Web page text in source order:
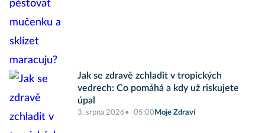
Jak se zdravě zchladit v tropických
vedrech: Co pomáhá a kdy už riskujete
úpal
3. srpna 2026 05:00 Moje Zdraví